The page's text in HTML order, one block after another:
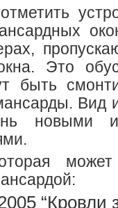
Это
быть
Вид
новыми
может
“Кровли